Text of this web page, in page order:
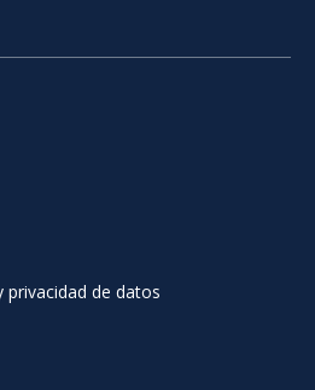
privacidad de datos